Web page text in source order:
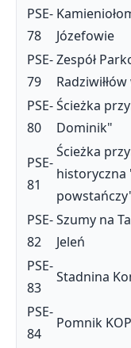
PSE-
78
Józefowie
PSE-
79
Zespół
PSE-
80
Ścieżka
Dominik"
PSE-
81
Ścieżka
historyczna
PSE-
82
Szumy na
Jeleń
PSE-
83
Stadnina
PSE-
84
Pomnik